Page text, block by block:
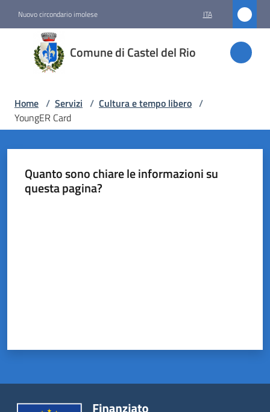
Nuovo circondario imolese ITA
Comune di Castel del Rio
Comune
di
Castel
Amministrazione
Novità
Servizi
Home / Servizi / Cultura e tempo libero /
YoungER Card
Quanto sono chiare le informazioni su
questa pagina?